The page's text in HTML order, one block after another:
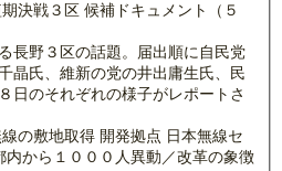
決戦３区 候補ドキュメント（５
長野３区の話題。届出順に自民党
晶氏、維新の党の井出庸生氏、民
日のそれぞれの様子がレポートさ
の敷地取得 開発拠点 日本無線セ
内から１０００人異動／改革の象徴